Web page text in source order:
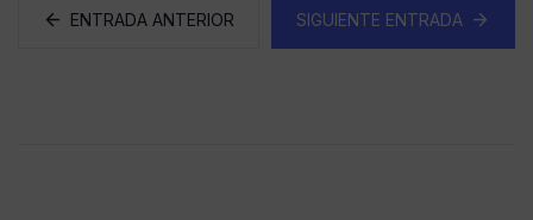
ENTRADA ANTERIOR SIGUIENTE ENTRADA